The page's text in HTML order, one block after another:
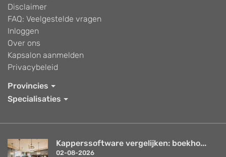
Disclaimer
FAQ: Veelgestelde vragen
Inloggen
Over ons
Kapsalon aanmelden
Privacybeleid
Provincies
Specialisaties
Kapperssoftware vergelijken: boekho...
02-08-2026